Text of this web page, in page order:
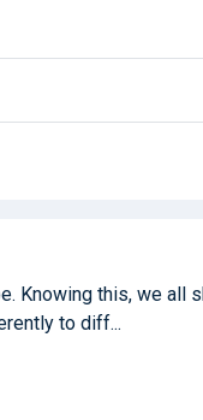
Knowing this, we all
to diff...